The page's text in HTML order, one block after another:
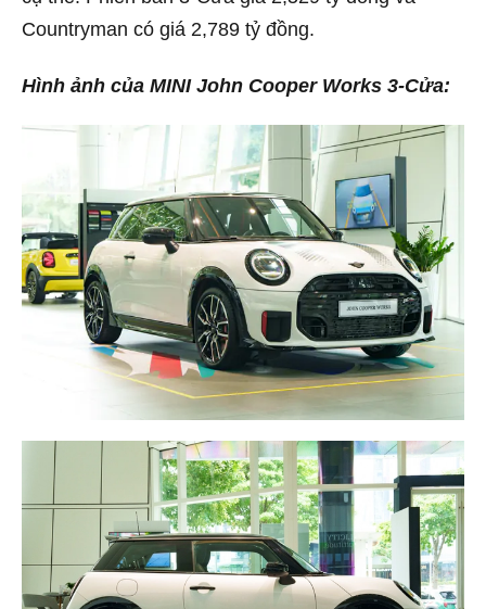
Countryman có giá 2,789 tỷ đồng.
Hình ảnh của MINI John Cooper Works 3-Cửa: